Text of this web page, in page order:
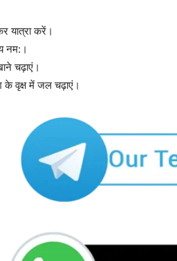
यात्रा करें।
नम:।
चढ़ाएं।
के वृक्ष में जल चढ़ाएं।